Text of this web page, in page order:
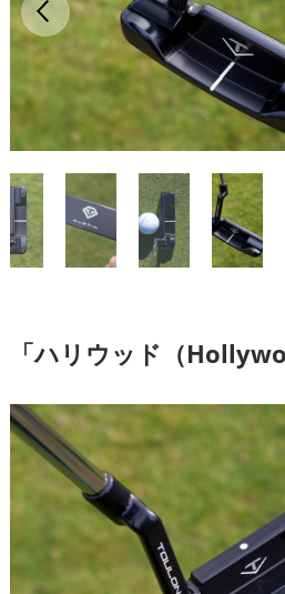
「ハリウッド（